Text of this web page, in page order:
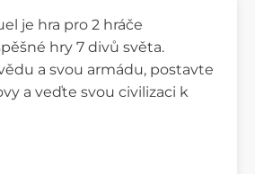
je hra pro 2 hráče
hry 7 divů světa.
a svou armádu, postavte
a veďte svou civilizaci k